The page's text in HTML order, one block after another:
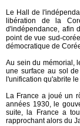
Le Hall de
libération de la
d'indépendance, afin
point de vue sud-
démocratique de
Au sein du mémorial,
une surface au sol
l'unification qu'abrite
La France a joué un
années 1930, le
suite, la France a
rapprochant alors du